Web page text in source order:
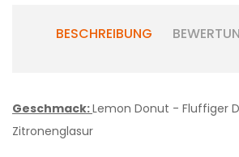
BESCHREIBUNG
Geschmack:Lemon Donut - Fluffiger
Zitronenglasur